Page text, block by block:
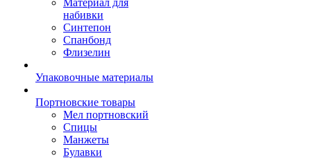
Материал для
набивки
Синтепон
Спанбонд
Флизелин
Упаковочные материалы
Портновские товары
Мел портновский
Спицы
Манжеты
Булавки